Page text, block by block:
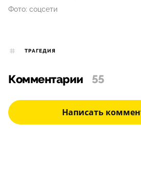
Фото: соцсети
ТРАГЕДИЯ
Комментарии 55
Написать